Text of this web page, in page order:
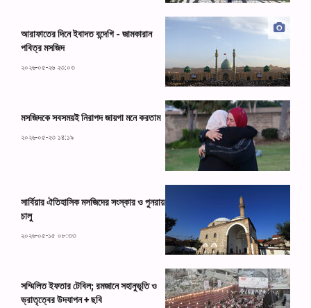
আরাফাতের দিনে ইবাদত বন্দেগি - জামকারান
পবিত্র মসজিদ
২০২৬-০৫-২৬ ২৩:০৩
মসজিদকে সবসময়ই নিরাপদ জায়গা মনে করতাম
২০২৬-০৫-২৩ ১৪:১৯
সার্বিয়ার ঐতিহাসিক মসজিদের সংস্কার ও পুনরায়
চালু
২০২৬-০৫-১৫ ০৮:৩৩
সম্মিলিত ইফতার টেবিল; রমজানে সহানুভূতি ও
ভ্রাতৃত্বের উদযাপন + ছবি